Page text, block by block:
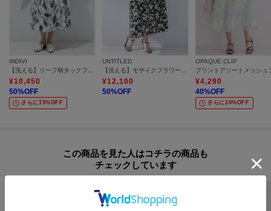
INDIVI
【洗える】リーフ柄タックフレアスカート
¥10,450
50%OFF
さらに15%OFF
UNTITLED
【洗える】モザイクフラワー柄Aラインスカート
¥12,100
50%OFF
OPAQUE.CLIP
¥4,290
40%OFF
さらに10%OFF
この商品を見た人はコチラの商品も
チェックしています